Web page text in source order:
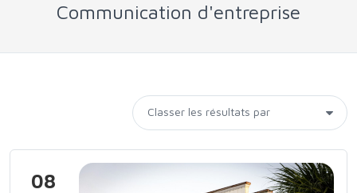
Communication d'entreprise
08